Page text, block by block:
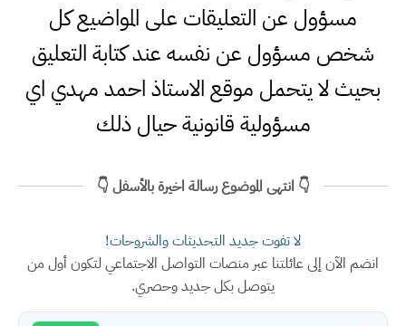
مسؤول عن التعليقات على المواضيع كل
شخص مسؤول عن نفسه عند كتابة التعليق
بحيث لا يتحمل موقع الاستاذ احمد مهدي اي
مسؤولية قانونية حيال ذلك
👇 انتهى الموضوع رسالة اخيرة بالأسفل 👇
لا تفوت جديد التحديثات والشروحات!
انضم الآن إلى عائلتنا عبر منصات التواصل الاجتماعي لتكون أول من
يتوصل بكل جديد وحصري.